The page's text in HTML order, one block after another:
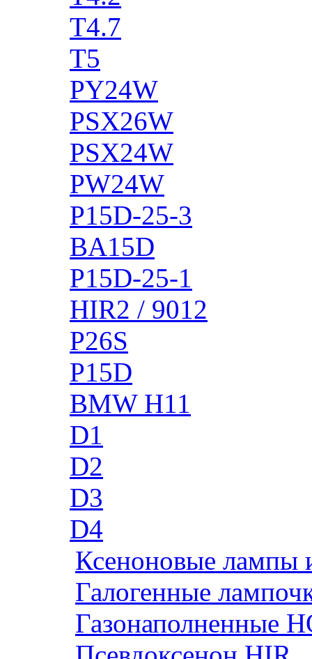
T4.7
T5
PY24W
PSX26W
PSX24W
PW24W
P15D-25-3
BA15D
P15D-25-1
HIR2 / 9012
P26S
P15D
BMW H11
D1
D2
D3
D4
Ксеноновые лампы
Галогенные
Газонаполненные